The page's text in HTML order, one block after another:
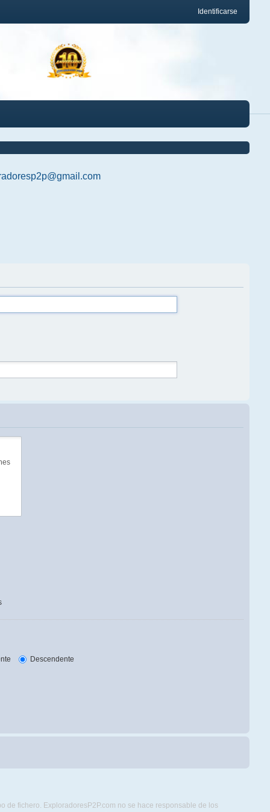
Identificarse
Descendente
de fichero. ExploradoresP2P.com no se hace responsable de los